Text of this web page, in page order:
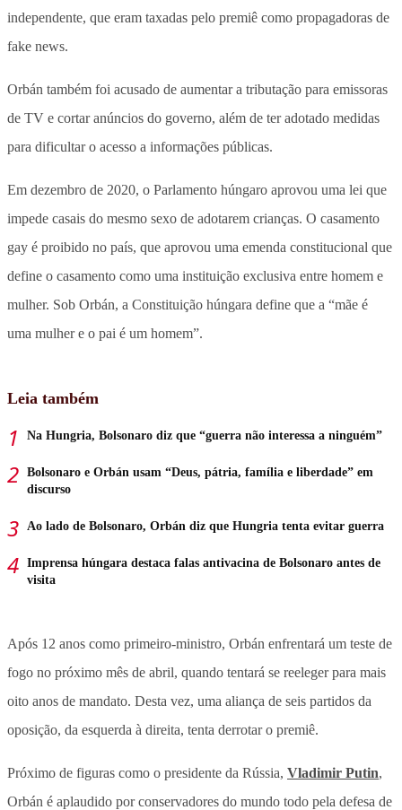
independente, que eram taxadas pelo premiê como propagadoras de
fake news.
Orbán também foi acusado de aumentar a tributação para emissoras
de TV e cortar anúncios do governo, além de ter adotado medidas
para dificultar o acesso a informações públicas.
Em dezembro de 2020, o Parlamento húngaro aprovou uma lei que
impede casais do mesmo sexo de adotarem crianças. O casamento
gay é proibido no país, que aprovou uma emenda constitucional que
define o casamento como uma instituição exclusiva entre homem e
mulher. Sob Orbán, a Constituição húngara define que a “mãe é
uma mulher e o pai é um homem”.
Leia também
Na Hungria, Bolsonaro diz que “guerra não interessa a ninguém”
Bolsonaro e Orbán usam “Deus, pátria, família e liberdade” em
discurso
Ao lado de Bolsonaro, Orbán diz que Hungria tenta evitar guerra
Imprensa húngara destaca falas antivacina de Bolsonaro antes de
visita
Após 12 anos como primeiro-ministro, Orbán enfrentará um teste de
fogo no próximo mês de abril, quando tentará se reeleger para mais
oito anos de mandato. Desta vez, uma aliança de seis partidos da
oposição, da esquerda à direita, tenta derrotar o premiê.
Próximo de figuras como o presidente da Rússia, Vladimir Putin,
Orbán é aplaudido por conservadores do mundo todo pela defesa de